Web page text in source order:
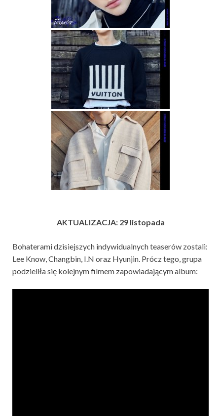
AKTUALIZACJA: 29 listopada
Bohaterami dzisiejszych indywidualnych teaserów zostali:
Lee Know, Changbin, I.N oraz Hyunjin. Prócz tego, grupa
podzieliła się kolejnym filmem zapowiadającym album: